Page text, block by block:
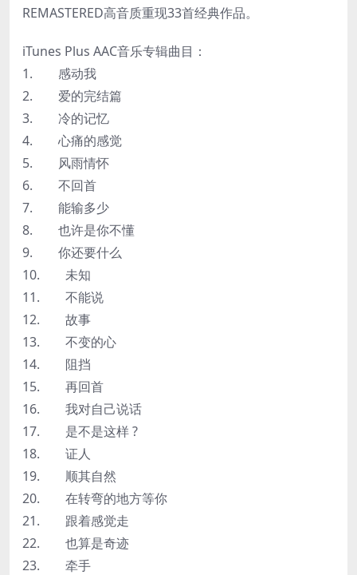
REMASTERED高音质重现33首经典作品。
iTunes Plus AAC音乐专辑曲目：
1. 感动我
2. 爱的完结篇
3. 冷的记忆
4. 心痛的感觉
5. 风雨情怀
6. 不回首
7. 能输多少
8. 也许是你不懂
9. 你还要什么
10. 未知
11. 不能说
12. 故事
13. 不变的心
14. 阻挡
15. 再回首
16. 我对自己说话
17. 是不是这样 ?
18. 证人
19. 顺其自然
20. 在转弯的地方等你
21. 跟着感觉走
22. 也算是奇迹
23. 牵手